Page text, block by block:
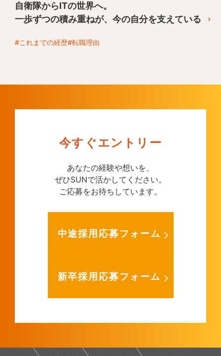
自衛隊からITの世界へ。
一歩ずつの積み重ねが、今の自分を支えている
#これまでの経歴#転職理由
今すぐエントリー
あなたの経験や想いを、
ぜひSUNで活かしてください。
ご応募をお待ちしています。
中途採用応募フォーム
新卒採用応募フォーム